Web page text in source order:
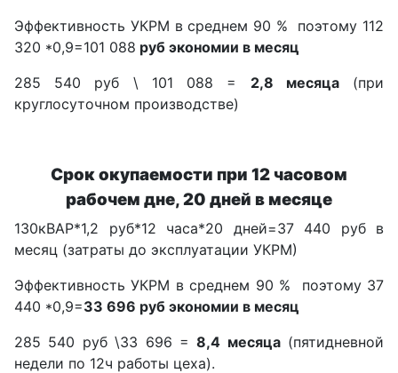
Эффективность УКРМ в среднем 90 % поэтому 112
320 *0,9=101 088 руб экономии в месяц
285 540 руб \ 101 088 = 2,8 месяца(при
круглосуточном производстве)
Срок окупаемости при 12 часовом
рабочем дне, 20 дней в месяце
130кВАР*1,2 руб*12 часа*20 дней=37 440 руб в
месяц (затраты до эксплуатации УКРМ)
Эффективность УКРМ в среднем 90 % поэтому 37
440 *0,9=33 696 руб экономии в месяц
285 540 руб \33 696 =8,4 месяца(пятидневной
недели по 12ч работы цеха).